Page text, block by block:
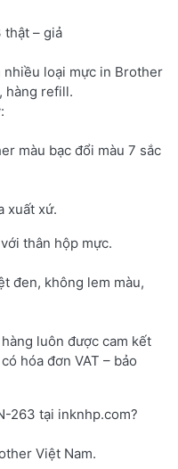
– giả
loại mực in Brother
hàng refill.
màu bạc đổi màu 7 sắc
xuất xứ.
thân hộp mực.
đen, không lem màu,
luôn được cam kết
hóa đơn VAT – bảo
263 tại inknhp.com?
Việt Nam.